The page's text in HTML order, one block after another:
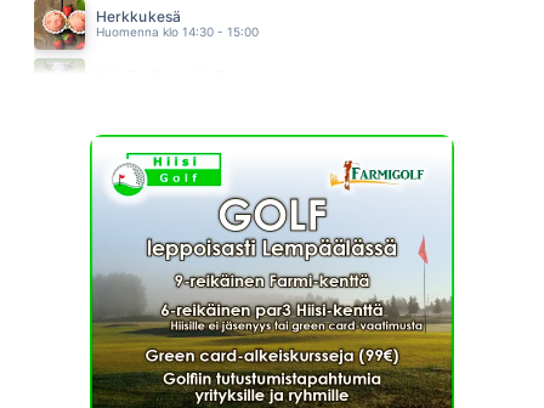
Herkkukesä
Huomenna klo 14:30 - 15:00